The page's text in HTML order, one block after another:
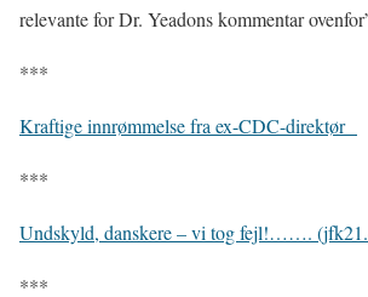
relevante for Dr. Yeadons kommentar
***
Kraftige innrømmelse fra ex-CDC-direktør
***
Undskyld, danskere – vi tog fejl!…….
***